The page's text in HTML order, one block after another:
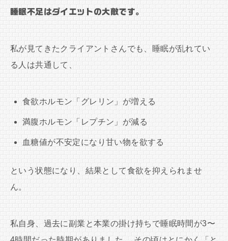
睡眠不足はダイエットの大敵です。
私が見てきたクライアントさんでも、睡眠が乱れてい
る人は共通して、
食欲ホルモン「グレリン」が増える
満腹ホルモン「レプチン」が減る
血糖値が不安定になり甘い物を欲する
という状態になり、結果として食欲を抑えられませ
ん。
私自身、過去に副業と本業の掛け持ちで睡眠時間が3〜